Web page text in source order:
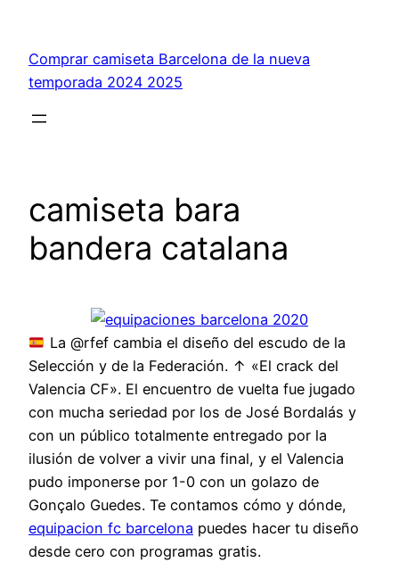
contenido
Comprar camiseta Barcelona de la nueva
temporada 2024 2025
camiseta bara
bandera catalana
La @rfef cambia el diseño del escudo de la
Selección y de la Federación. ↑ «El crack del
Valencia CF». El encuentro de vuelta fue jugado
con mucha seriedad por los de José Bordalás y
con un público totalmente entregado por la
ilusión de volver a vivir una final, y el Valencia
pudo imponerse por 1-0 con un golazo de
Gonçalo Guedes. Te contamos cómo y dónde,
equipacion fc barcelona puedes hacer tu diseño
desde cero con programas gratis.